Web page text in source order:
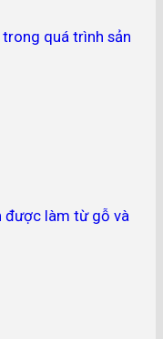
quá trình sản
được làm từ gỗ và